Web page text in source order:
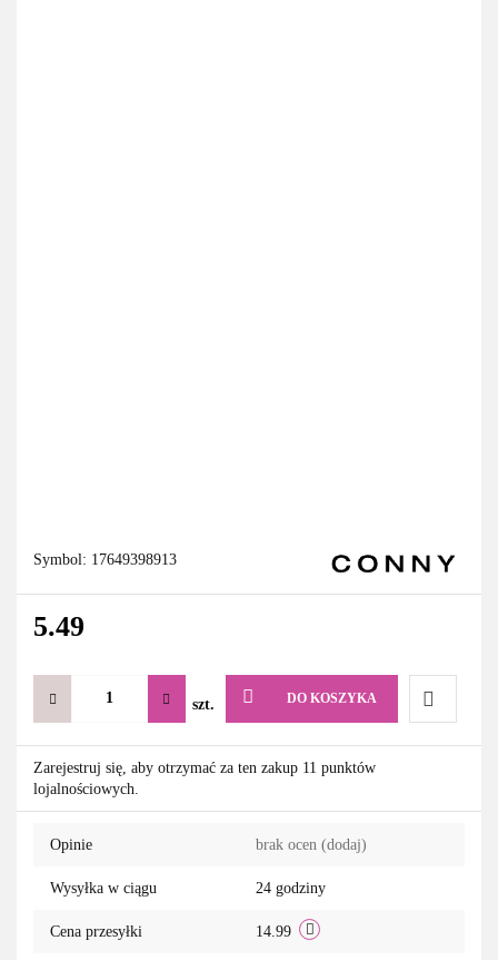
Symbol: 17649398913
5.49
szt. DO KOSZYKA
Do
Zarejestruj się, aby otrzymać za ten zakup 11 punktów
lojalnościowych.
Opinie brak ocen (dodaj)
Wysyłka w ciągu 24 godziny
Cena przesyłki 14.99